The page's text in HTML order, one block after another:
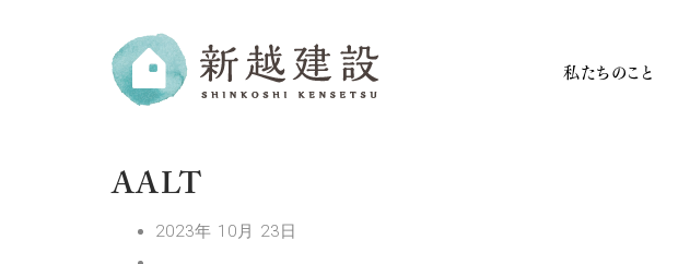
私たちのこと
AALT
2023年 10月 23日